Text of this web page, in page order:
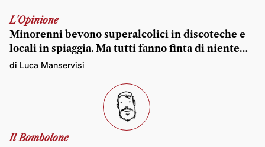
L'Opinione
Minorenni bevono superalcolici in discoteche e
locali in spiaggia. Ma tutti fanno finta di niente…
di Luca Manservisi
Il Bombolone